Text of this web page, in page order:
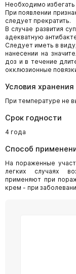
Необходимо избегать
При появлении
следует прекратить.
В случае развития
адекватную
Следует иметь в
нанесении на
доз и в течение
окклюзионные
Условия хранения
При температуре не
Срок годности
4 года
Способ
На пораженные
легких случаях
применяют при
крем - при